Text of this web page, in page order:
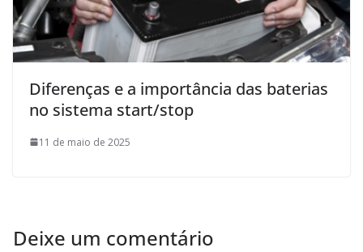
Diferenças e a importância das baterias
no sistema start/stop
11 de maio de 2025
Deixe um comentário